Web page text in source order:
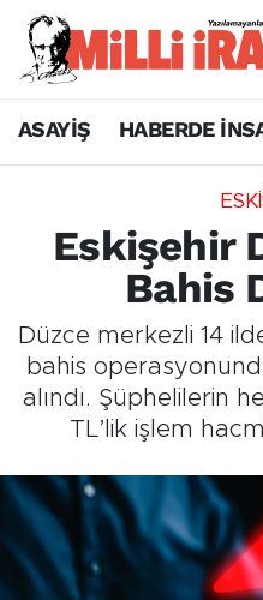
ASAYİŞ HABERDE
Eskişehir
Bahis
Düzce merkezli 14
bahis
alındı. Şüphelilerin
TL’lik işlem